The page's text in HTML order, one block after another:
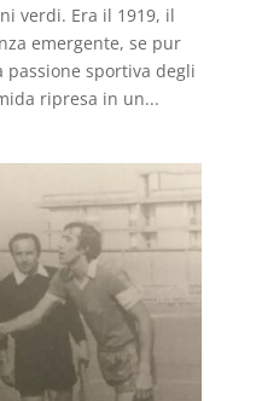
verdi. Era il 1919, il
emergente, se pur
sportiva degli
ripresa in un...